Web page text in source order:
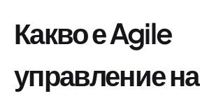
Какво е Agile
управление на